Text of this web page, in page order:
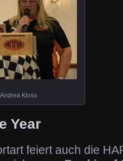
Kloss
Year
feiert auch die